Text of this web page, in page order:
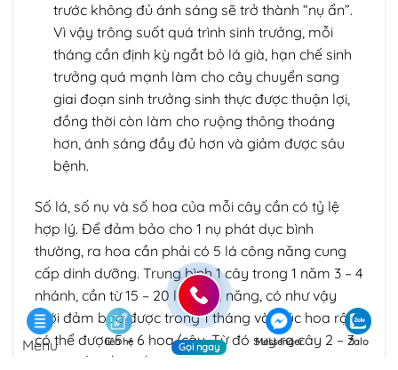
trước không đủ ánh sáng sẽ trở thành “nụ ẩn”.
Vì vậy trông suốt quá trình sinh trưởng, mỗi
tháng cần định kỳ ngắt bỏ lá già, hạn chế sinh
trưởng quá mạnh làm cho cây chuyển sang
giai đoạn sinh trưởng sinh thực được thuận lợi,
đồng thời còn làm cho ruộng thông thoáng
hơn, ánh sáng đầy đủ hơn và giảm được sâu
bệnh.
Số lá, số nụ và số hoa của mỗi cây cần có tỷ lệ
hợp lý. Để đảm bảo cho 1 nụ phát dục bình
thường, ra hoa cần phải có 5 lá công năng cung
cấp dinh dưỡng. Trung bình 1 cây trong 1 năm 3 – 4
nhánh, cần từ 15 – 20 lá công năng, có như vậy
mới đảm bảo được trong 1 tháng vào lúc hoa rộ
có thể được 5 – 6 hoa/cây. Từ đó suy ra cây 2 – 3
năm tuổi, số lá cần là 20 – 25 lá, mới đảm bảo
Menu liên hệ Gọi ngay Messenger Zalo